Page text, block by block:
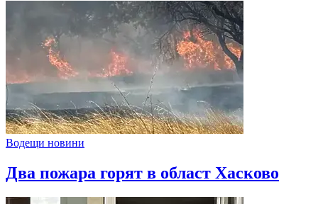
Водещи новини
Два пожара горят в област Хасково